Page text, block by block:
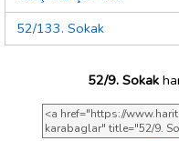
52/133. Sokak
52/9. Sokak